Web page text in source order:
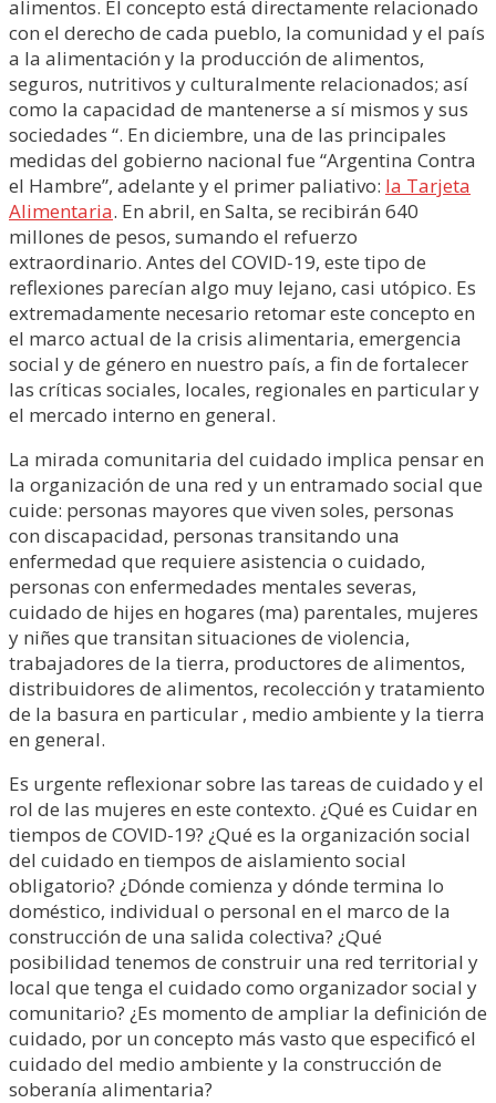
alimentos. El concepto está directamente relacionado
con el derecho de cada pueblo, la comunidad y el país
a la alimentación y la producción de alimentos,
seguros, nutritivos y culturalmente relacionados; así
como la capacidad de mantenerse a sí mismos y sus
sociedades “. En diciembre, una de las principales
medidas del gobierno nacional fue “Argentina Contra
el Hambre”, adelante y el primer paliativo: la Tarjeta
Alimentaria. En abril, en Salta, se recibirán 640
millones de pesos, sumando el refuerzo
extraordinario. Antes del COVID-19, este tipo de
reflexiones parecían algo muy lejano, casi utópico. Es
extremadamente necesario retomar este concepto en
el marco actual de la crisis alimentaria, emergencia
social y de género en nuestro país, a fin de fortalecer
las críticas sociales, locales, regionales en particular y
el mercado interno en general.
La mirada comunitaria del cuidado implica pensar en
la organización de una red y un entramado social que
cuide: personas mayores que viven soles, personas
con discapacidad, personas transitando una
enfermedad que requiere asistencia o cuidado,
personas con enfermedades mentales severas,
cuidado de hijes en hogares (ma) parentales, mujeres
y niñes que transitan situaciones de violencia,
trabajadores de la tierra, productores de alimentos,
distribuidores de alimentos, recolección y tratamiento
de la basura en particular , medio ambiente y la tierra
en general.
Es urgente reflexionar sobre las tareas de cuidado y el
rol de las mujeres en este contexto. ¿Qué es Cuidar en
tiempos de COVID-19? ¿Qué es la organización social
del cuidado en tiempos de aislamiento social
obligatorio? ¿Dónde comienza y dónde termina lo
doméstico, individual o personal en el marco de la
construcción de una salida colectiva? ¿Qué
posibilidad tenemos de construir una red territorial y
local que tenga el cuidado como organizador social y
comunitario? ¿Es momento de ampliar la definición de
cuidado, por un concepto más vasto que especificó el
cuidado del medio ambiente y la construcción de
soberanía alimentaria?